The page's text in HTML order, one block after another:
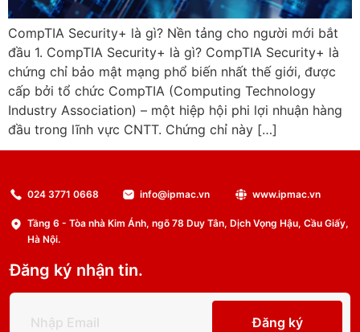
CompTIA Security+ là gì? Nền tảng cho người mới bắt
đầu 1. CompTIA Security+ là gì? CompTIA Security+ là
chứng chỉ bảo mật mạng phổ biến nhất thế giới, được
cấp bởi tổ chức CompTIA (Computing Technology
Industry Association) – một hiệp hội phi lợi nhuận hàng
đầu trong lĩnh vực CNTT. Chứng chỉ này […]
024 3771 0668 info@ipmac.vn www.ipmac.vn
Tầng 6 - Tòa nhà Kim Ánh, ngõ 78 Duy Tân, Dịch Vọng Hậu, Cầu Giấy,
Hà Nội.
Đăng ký nhận tin.
Đăng ký